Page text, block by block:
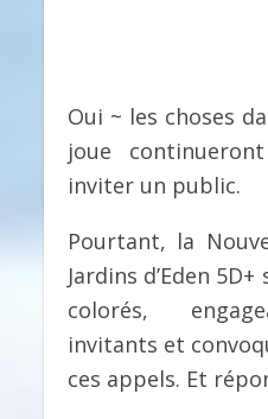
Oui ~ les choses
joue
inviter un public.
Pourtant, la
Jardins d’Eden
colorés,
invitants et
ces appels. Et